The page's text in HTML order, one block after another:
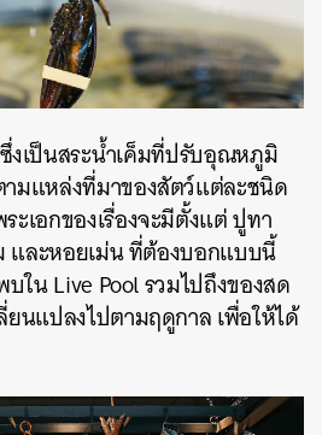
งเป็นสระน้ำเค็มที่ปรับอุณหภูมิ
มแหล่งที่มาของสัตว์แต่ละชนิด
เอกของเรื่องจะมีตั้งแต่ ปูทา
และหอยเม่น ที่ต้องบอกแบบนี้
บใน Live Pool รวมไปถึงของสด
นแปลงไปตามฤดูกาล เพื่อให้ได้